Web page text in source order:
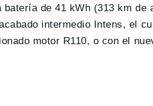
de 41 kWh (313 km de
intermedio Intens, el
motor R110, o con el